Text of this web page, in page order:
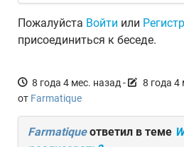
Пожалуйста Войти или
присоединиться к беседе.
8 года 4 мес. назад - 8 года 4
от Farmatique
Farmatiqueответил в теме